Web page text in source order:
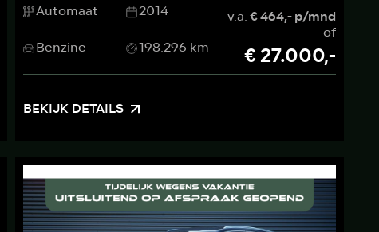
Automaat
2014
Benzine
198.296 km
v.a.€ 464,- p/mnd
of
€ 27.000,-
BEKIJK DETAILS